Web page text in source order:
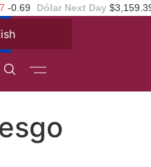
-0.69 Dólar Next Day